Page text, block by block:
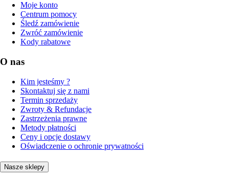
Moje konto
Centrum pomocy
Śledź zamówienie
Zwróć zamówienie
Kody rabatowe
O nas
Kim jesteśmy ?
Skontaktuj się z nami
Termin sprzedaży
Zwroty & Refundacje
Zastrzeżenia prawne
Metody płatności
Ceny i opcje dostawy
Oświadczenie o ochronie prywatności
Nasze sklepy